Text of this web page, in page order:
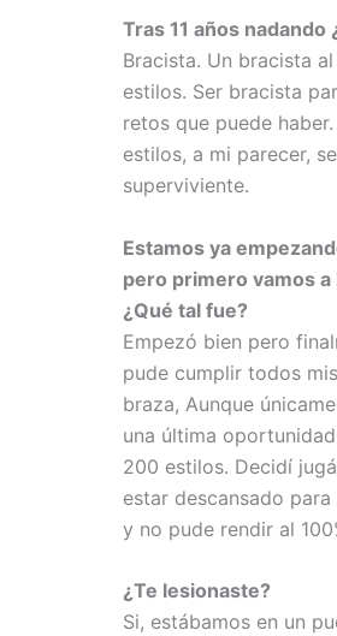
Tras 11 años
Bracista. Un bracista
estilos. Ser bracista
retos que puede
estilos, a mi parecer,
superviviente.
Estamos ya
pero primero vamos
¿Qué tal fue?
Empezó bien pero
pude cumplir todos
braza, Aunque
una última
200 estilos. Decidí
estar descansado
y no pude rendir al
¿Te lesionaste?
Si, estábamos en un